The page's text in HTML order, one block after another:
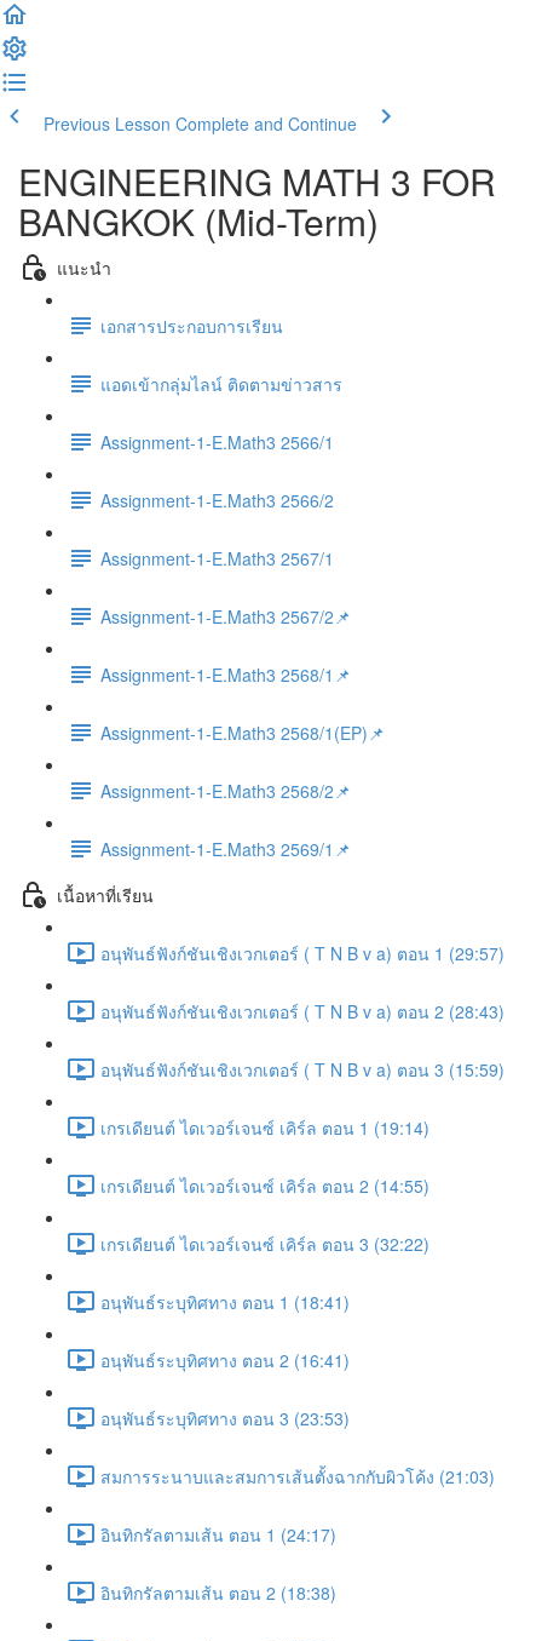
Previous Lesson Complete and Continue
ENGINEERING MATH 3 FOR
BANGKOK (Mid-Term)
แนะนำ
เอกสารประกอบการเรียน
แอดเข้ากลุ่มไลน์ ติดตามข่าวสาร
Assignment-1-E.Math3 2566/1
Assignment-1-E.Math3 2566/2
Assignment-1-E.Math3 2567/1
Assignment-1-E.Math3 2567/2📌
Assignment-1-E.Math3 2568/1📌
Assignment-1-E.Math3 2568/1(EP)📌
Assignment-1-E.Math3 2568/2📌
Assignment-1-E.Math3 2569/1📌
เนื้อหาที่เรียน
อนุพันธ์ฟังก์ชันเชิงเวกเตอร์ ( T N B v a) ตอน 1 (29:57)
อนุพันธ์ฟังก์ชันเชิงเวกเตอร์ ( T N B v a) ตอน 2 (28:43)
อนุพันธ์ฟังก์ชันเชิงเวกเตอร์ ( T N B v a) ตอน 3 (15:59)
เกรเดียนต์ ไดเวอร์เจนซ์ เคิร์ล ตอน 1 (19:14)
เกรเดียนต์ ไดเวอร์เจนซ์ เคิร์ล ตอน 2 (14:55)
เกรเดียนต์ ไดเวอร์เจนซ์ เคิร์ล ตอน 3 (32:22)
อนุพันธ์ระบุทิศทาง ตอน 1 (18:41)
อนุพันธ์ระบุทิศทาง ตอน 2 (16:41)
อนุพันธ์ระบุทิศทาง ตอน 3 (23:53)
สมการระนาบและสมการเส้นตั้งฉากกับผิวโค้ง (21:03)
อินทิกรัลตามเส้น ตอน 1 (24:17)
อินทิกรัลตามเส้น ตอน 2 (18:38)